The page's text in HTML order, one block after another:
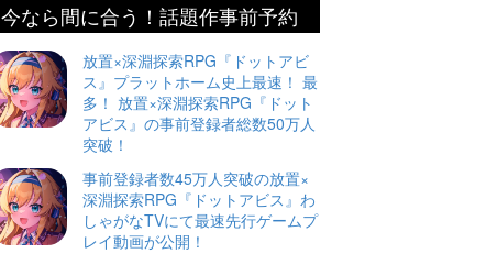
今なら間に合う！話題作事前予約
放置×深淵探索RPG『ドットアビ
ス』プラットホーム史上最速！ 最
多！ 放置×深淵探索RPG『ドット
アビス』の事前登録者総数50万人
突破！
事前登録者数45万人突破の放置×
深淵探索RPG『ドットアビス』わ
しゃがなTVにて最速先行ゲームプ
レイ動画が公開！